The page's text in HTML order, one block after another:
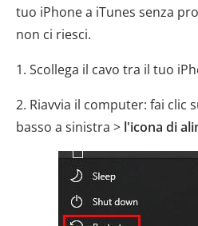
tuo iPhone a iTunes senza
non ci riesci.
1. Scollega il cavo tra il tuo
2. Riavvia il computer: fai clic
basso a sinistra > l'icona di